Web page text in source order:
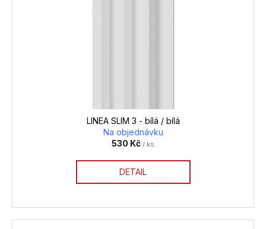
LINEA SLIM 3 - bílá / bílá
Na objednávku
530 Kč / ks
DETAIL